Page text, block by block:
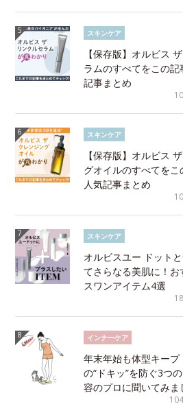
スキンケア
【保存版】オルビス
ラムのすべてをこの記
記事まとめ
スキンケア
【保存版】オルビス
グオイルのすべてをこ
人気記事まとめ
スキンケア
オルビスユー ドット
てさらなる美肌に！お
スワンアイテム4選
インナーケア
年末年始も体型キープ
の“ドキッ”を防ぐ3つ
容のプロに聞いてみま